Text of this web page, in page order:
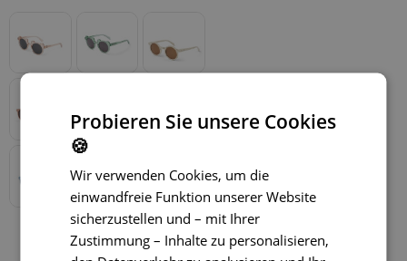
Probieren Sie unsere Cookies
🍪
Wir verwenden Cookies, um die
einwandfreie Funktion unserer Website
sicherzustellen und – mit Ihrer
Zustimmung – Inhalte zu personalisieren,